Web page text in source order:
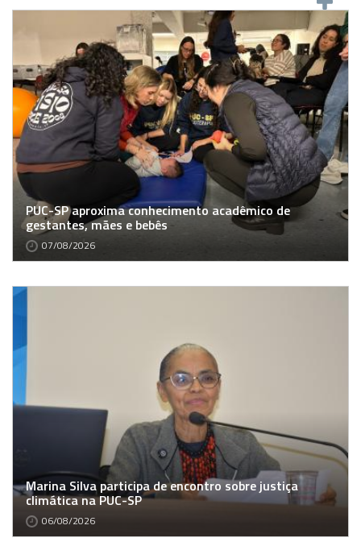
PUC-SP aproxima conhecimento acadêmico de
gestantes, mães e bebês
07/08/2026
Marina Silva participa de encontro sobre justiça
climática na PUC-SP
06/08/2026